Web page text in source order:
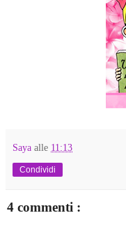
Saya alle 11:13
Condividi
4 commenti :